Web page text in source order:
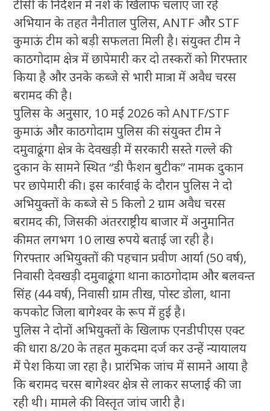
टीसी के निर्देशन में नशे के खिलाफ चलाए जा रहे
अभियान के तहत नैनीताल पुलिस, ANTF और STF
कुमाऊं टीम को बड़ी सफलता मिली है। संयुक्त टीम ने
काठगोदाम क्षेत्र में छापेमारी कर दो तस्करों को गिरफ्तार
किया है और उनके कब्जे से भारी मात्रा में अवैध चरस
बरामद की है।
पुलिस के अनुसार, 10 मई 2026 को ANTF/STF
कुमाऊं और काठगोदाम पुलिस की संयुक्त टीम ने
दमुवाढूंगा क्षेत्र के देवखड़ी में सरकारी सस्ते गल्ले की
दुकान के सामने स्थित “डी फैशन बुटीक” नामक दुकान
पर छापेमारी की। इस कार्रवाई के दौरान पुलिस ने दो
अभियुक्तों के कब्जे से 5 किलो 2 ग्राम अवैध चरस
बरामद की, जिसकी अंतरराष्ट्रीय बाजार में अनुमानित
कीमत लगभग 10 लाख रुपये बताई जा रही है।
गिरफ्तार अभियुक्तों की पहचान प्रवीण आर्या (50 वर्ष),
निवासी देवखड़ी दमुवाढूंगा थाना काठगोदाम और बलवन्त
सिंह (44 वर्ष), निवासी ग्राम तीख, पोस्ट डोला, थाना
कपकोट जिला बागेश्वर के रूप में हुई है।
पुलिस ने दोनों अभियुक्तों के खिलाफ एनडीपीएस एक्ट
की धारा 8/20 के तहत मुकदमा दर्ज कर उन्हें न्यायालय
में पेश किया जा रहा है। प्रारंभिक जांच में सामने आया है
कि बरामद चरस बागेश्वर क्षेत्र से लाकर सप्लाई की जा
रही थी। मामले की विस्तृत जांच जारी है।